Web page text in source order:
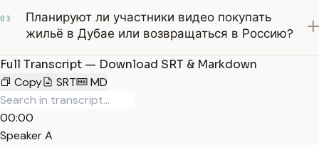
03
Планируют ли участники видео покупать
жильё в Дубае или возвращаться в Россию?
Full Transcript — Download SRT & Markdown
Copy
SRT MD
00:00
Speaker A